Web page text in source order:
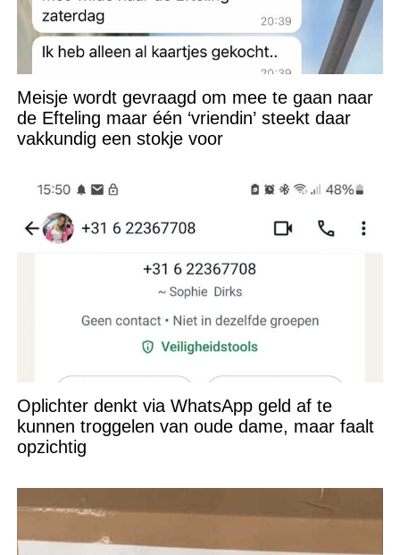
Meisje wordt gevraagd om mee te gaan naar
de Efteling maar één ‘vriendin’ steekt daar
vakkundig een stokje voor
Oplichter denkt via WhatsApp geld af te
kunnen troggelen van oude dame, maar faalt
opzichtig